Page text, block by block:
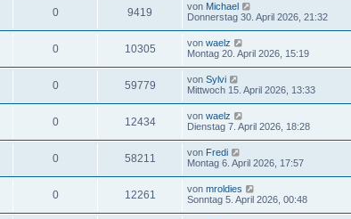
0 9419 von Michael
Donnerstag 30. April 2026, 21:32
0 10305 von waelz
Montag 20. April 2026, 15:19
0 59779 von Sylvi
Mittwoch 15. April 2026, 13:33
0 12434 von waelz
Dienstag 7. April 2026, 18:28
0 58211 von Fredi
Montag 6. April 2026, 17:57
0 12261 von mroldies
Sonntag 5. April 2026, 00:48